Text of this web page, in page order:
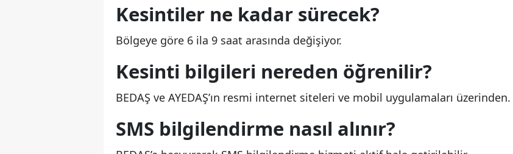
Kesintiler ne kadar sürecek?
Bölgeye göre 6 ila 9 saat arasında değişiyor.
Kesinti bilgileri nereden öğrenilir?
BEDAŞ ve AYEDAŞ’ın resmi internet siteleri ve mobil uygulamaları üzerinden.
SMS bilgilendirme nasıl alınır?